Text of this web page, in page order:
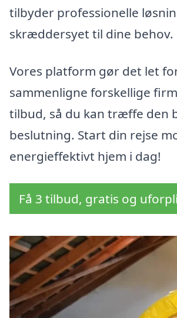
tilbyder professionelle
skræddersyet til dine behov.
Vores platform gør det let
sammenligne forskellige
tilbud, så du kan træffe den
beslutning. Start din rejse
energieffektivt hjem i dag!
Få 3 tilbud, gratis og